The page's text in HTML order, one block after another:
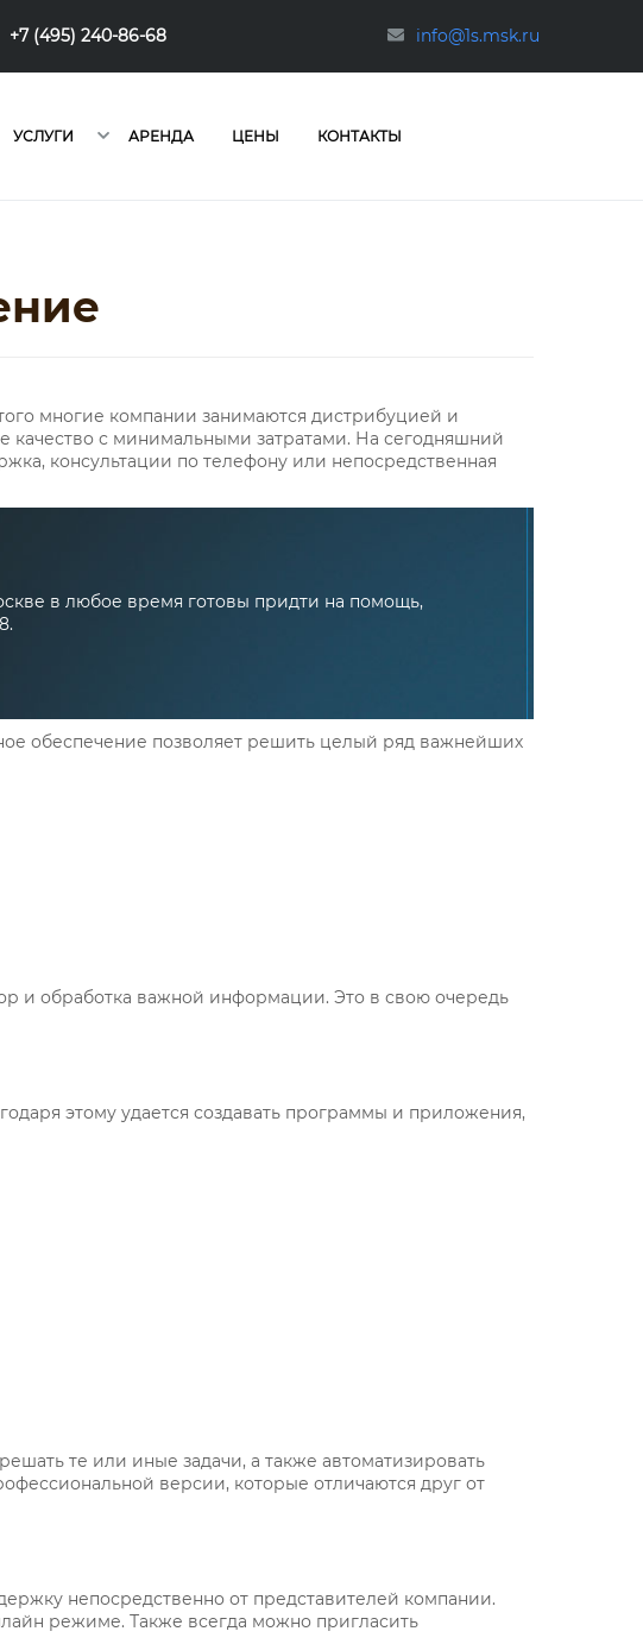
+7 (495) 240-86-68 info@1s.msk.ru
УСЛУГИ АРЕНДА ЦЕНЫ КОНТАКТЫ
многие компании занимаются дистрибуцией и
с минимальными затратами. На сегодняшний
консультации по телефону или непосредственная
в любое время готовы придти на помощь,
обеспечение позволяет решить целый ряд важнейших
и обработка важной информации. Это в свою очередь
этому удается создавать программы и приложения,
те или иные задачи, а также автоматизировать
версии, которые отличаются друг от
непосредственно от представителей компании.
режиме. Также всегда можно пригласить